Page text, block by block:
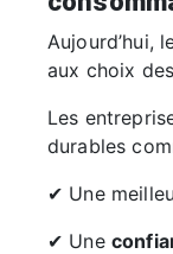
Aujourd’hui,
aux choix
Les
durables
✔ Une
✔ Une